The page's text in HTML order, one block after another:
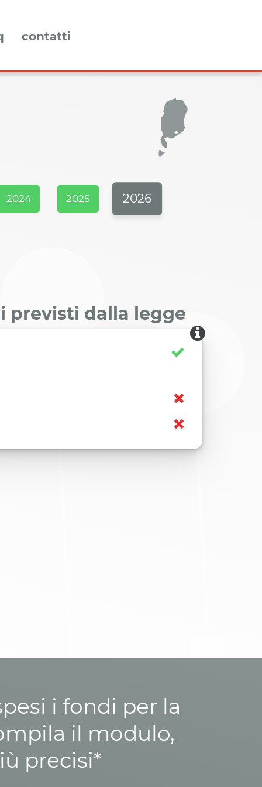
contatti
2024 2025 2026
previsti dalla legge
i fondi per la
il modulo,
precisi*